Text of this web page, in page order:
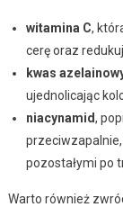
witamina C,
cerę oraz
kwas
ujednolicając
niacynamid,
pozostałymi po
Warto również